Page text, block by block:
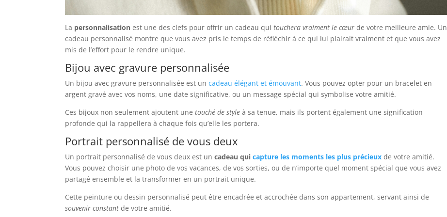
La personnalisation est une des clefs pour offrir un cadeau quitouchera vraiment le cœur de votre meilleure amie. Un
cadeau personnalisé montre que vous avez pris le temps de réfléchir à ce qui lui plairait vraiment et que vous avez
mis de l’effort pour le rendre unique.
Bijou avec gravure personnalisée
Un bijou avec gravure personnalisée est uncadeau élégant et émouvant. Vous pouvez opter pour un bracelet en
argent gravé avec vos noms, une date significative, ou un message spécial qui symbolise votre amitié.
Ces bijoux non seulement ajoutent unetouché de style à sa tenue, mais ils portent également une signification
profonde qui la rappellera à chaque fois qu’elle les portera.
Portrait personnalisé de vous deux
Un portrait personnalisé de vous deux est uncadeau quicapture les moments les plus précieux de votre amitié.
Vous pouvez choisir une photo de vos vacances, de vos sorties, ou de n’importe quel moment spécial que vous avez
partagé ensemble et la transformer en un portrait unique.
Cette peinture ou dessin personnalisé peut être encadrée et accrochée dans son appartement, servant ainsi de
souvenir constant de votre amitié.